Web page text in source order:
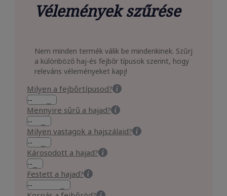
Vélemények szűrése
Nem minden termék válik be mindenkinek. Szűrj
a különböző haj-és fejbőr típusok szerint, hogy
releváns véleményeket kapj!
Milyen a fejbőrtípusod?
Mennyire sűrű a hajad?
Milyen vastagok a hajszálaid?
Károsodott a hajad?
Festett a hajad?